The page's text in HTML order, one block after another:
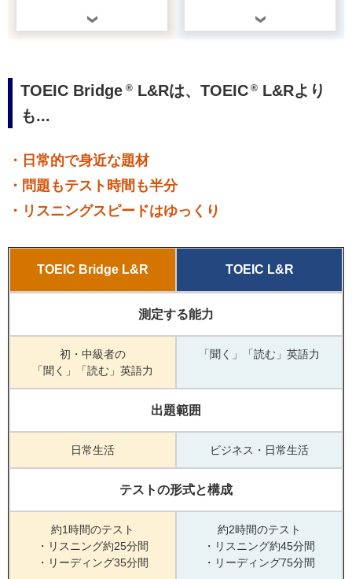
TOEIC Bridge ®L&Rは、TOEIC ® L&Rより
も...
・日常的で身近な題材
・問題もテスト時間も半分
・リスニングスピードはゆっくり
TOEIC Bridge L&R TOEIC L&R
測定する能力
初・中級者の
「聞く」「読む」英語力
「聞く」「読む」英語力
出題範囲
日常生活 ビジネス・日常生活
テストの形式と構成
約1時間のテスト
・リスニング約25分間
・リーディング35分間
約2時間のテスト
・リスニング約45分間
・リーディング75分間